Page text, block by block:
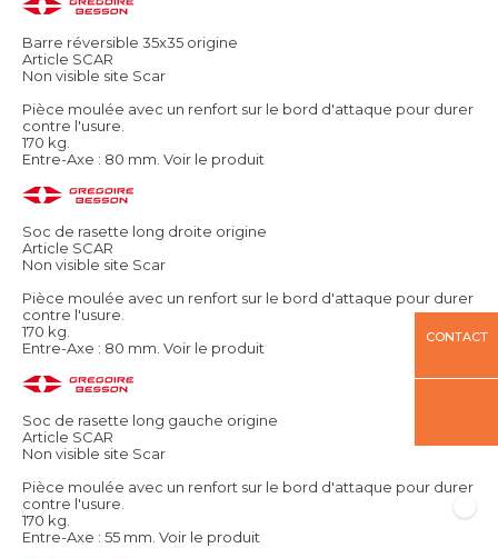
Barre réversible 35x35 origine
Article SCAR
Non visible site Scar
Pièce moulée avec un renfort sur le bord d'attaque pour durer
contre l'usure.
170 kg.
Entre-Axe : 80 mm. Voir le produit
Soc de rasette long droite origine
Article SCAR
Non visible site Scar
Pièce moulée avec un renfort sur le bord d'attaque pour durer
contre l'usure.
170 kg.
Entre-Axe : 80 mm. Voir le produit
Soc de rasette long gauche origine
Article SCAR
Non visible site Scar
Pièce moulée avec un renfort sur le bord d'attaque pour durer
contre l'usure.
170 kg.
Entre-Axe : 55 mm. Voir le produit
CONTACT